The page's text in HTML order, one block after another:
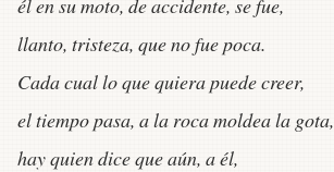
él en su moto, de accidente, se fue,
llanto, tristeza, que no fue poca.
Cada cual lo que quiera puede creer,
el tiempo pasa, a la roca moldea la gota,
hay quien dice que aún, a él,